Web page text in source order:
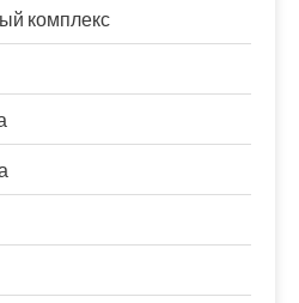
комплекс